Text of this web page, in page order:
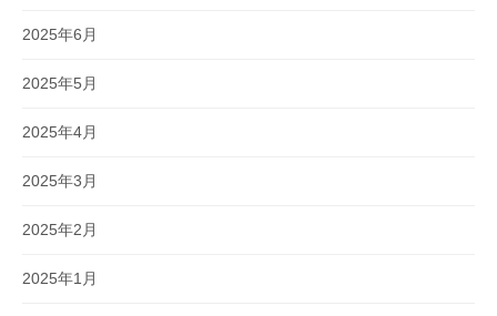
2025年6月
2025年5月
2025年4月
2025年3月
2025年2月
2025年1月